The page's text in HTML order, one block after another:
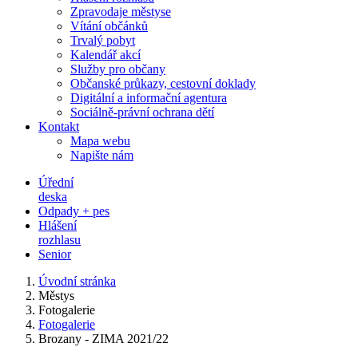
Zpravodaje městyse
Vítání občánků
Trvalý pobyt
Kalendář akcí
Služby pro občany
Občanské průkazy, cestovní doklady
Digitální a informační agentura
Sociálně-právní ochrana dětí
Kontakt
Mapa webu
Napište nám
Úřední
deska
Odpady + pes
Hlášení
rozhlasu
Senior
Úvodní stránka
Městys
Fotogalerie
Fotogalerie
Brozany - ZIMA 2021/22